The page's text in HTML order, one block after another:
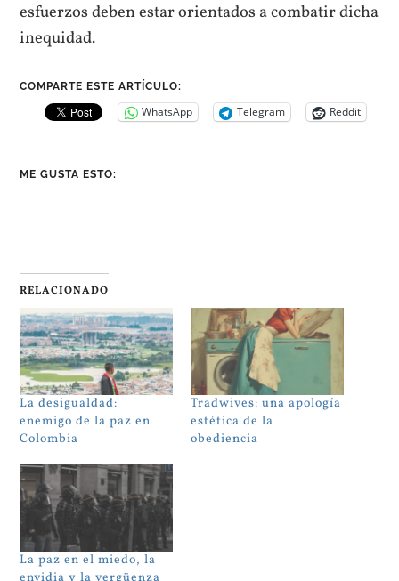
esfuerzos deben estar orientados a combatir dicha
inequidad.
COMPARTE ESTE ARTÍCULO:
WhatsApp Telegram Reddit
ME GUSTA ESTO:
RELACIONADO
La desigualdad:
enemigo de la paz en
Colombia
Tradwives: una apología
estética de la
obediencia
La paz en el miedo, la